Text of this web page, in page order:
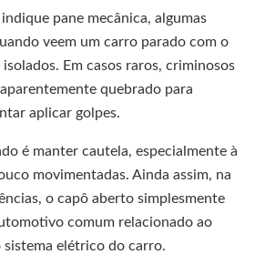
pane mecânica, algumas
veem um carro parado com o
Em casos raros, criminosos
quebrado para
aplicar golpes.
é manter cautela, especialmente à
movimentadas. Ainda assim, na
o capô aberto simplesmente
comum relacionado ao
elétrico do carro.